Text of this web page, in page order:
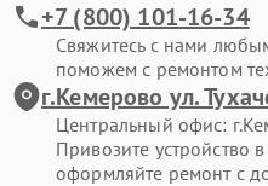
+7 (800) 101-16-34
Свяжитесь с нами
поможем с ремонтом
г.Кемерово ул.
Центральный офис:
Привозите устройство
оформляйте ремонт с